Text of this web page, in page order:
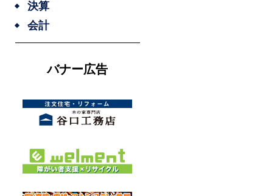
決算
会計
バナー広告